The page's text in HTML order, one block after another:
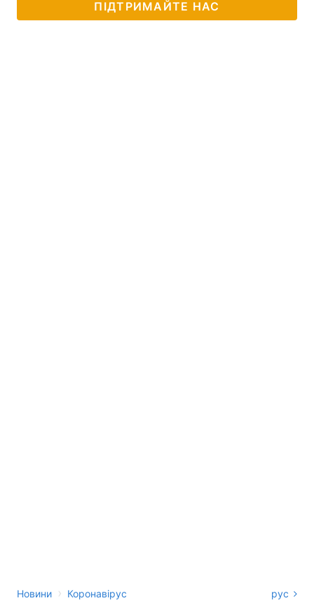
ПІДТРИМАЙТЕ НАС
Новини › Коронавірус рус